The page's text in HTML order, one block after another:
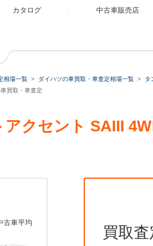
カタログ 中古車販売店
相場一覧 ダイハツの車買取・車査定相場一覧
タ
買取・車査定
クセント SAIII
古車平均
買取